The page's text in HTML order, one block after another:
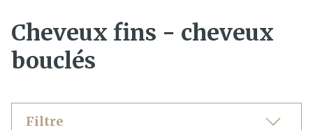
Cheveux fins - cheveux
bouclés
Filtre